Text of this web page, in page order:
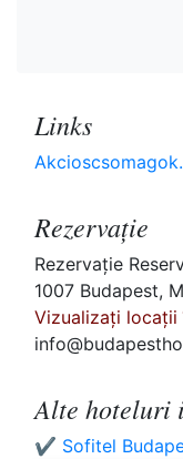
Links
Rezervaţie
Rezervaţie
1007 Budapest,
Vizualizați locații
Alte hoteluri
✔️ Sofitel